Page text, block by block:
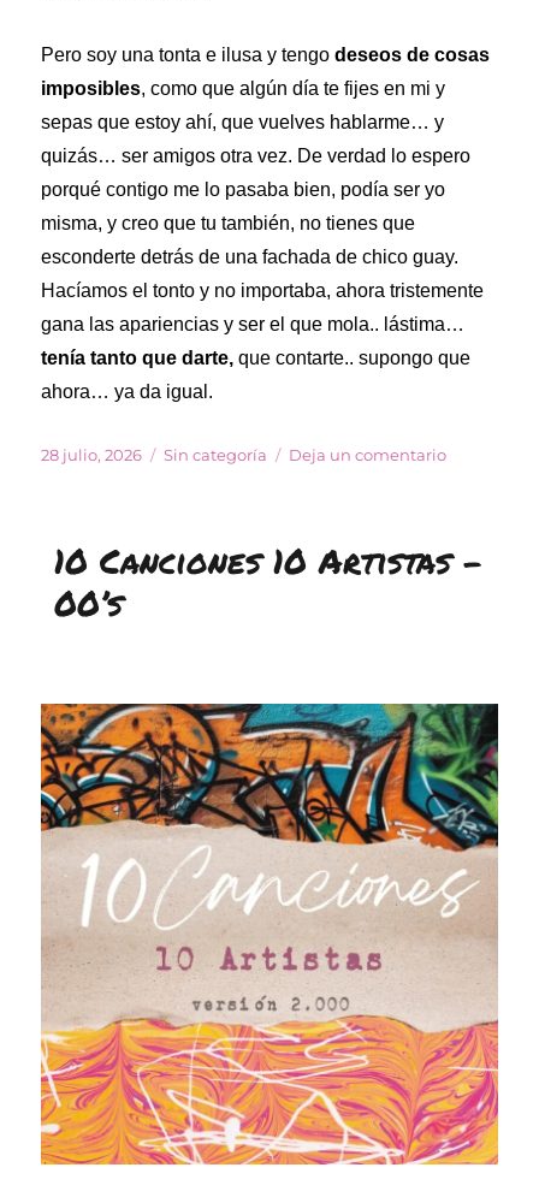
Pero soy una tonta e ilusa y tengodeseos de cosas
imposibles, como que algún día te fijes en mi y
sepas que estoy ahí, que vuelves hablarme… y
quizás… ser amigos otra vez. De verdad lo espero
porqué contigo me lo pasaba bien, podía ser yo
misma, y creo que tu también, no tienes que
esconderte detrás de una fachada de chico guay.
Hacíamos el tonto y no importaba, ahora tristemente
gana las apariencias y ser el que mola.. lástima…
tenía tanto que darte, que contarte.. supongo que
ahora… ya da igual.
Publicado
28 julio, 2026 Categorías
Sin categoría Deja un comentarioen
Artistas
10 Canciones 10 Artistas –
00’s